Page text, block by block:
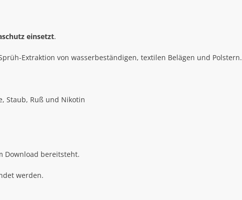
einsetzt.
Extraktion von wasserbeständigen, textilen Belägen und Polstern.
Staub, Ruß und Nikotin
Download bereitsteht.
werden.